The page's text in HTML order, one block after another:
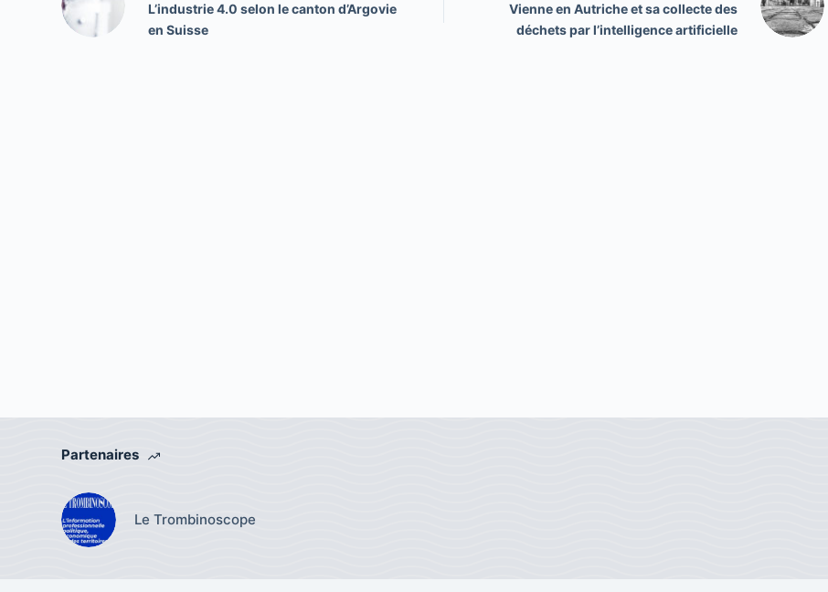
L’industrie 4.0 selon le canton d’Argovie
en Suisse
Vienne en Autriche et sa collecte des
déchets par l’intelligence artificielle
Partenaires
Le Trombinoscope